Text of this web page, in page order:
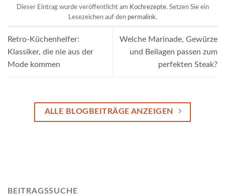
Dieser Eintrag wurde veröffentlicht am Kochrezepte. Setzen Sie ein
Lesezeichen auf den permalink.
Retro-Küchenhelfer:
Klassiker, die nie aus der
Mode kommen
Welche Marinade, Gewürze
und Beilagen passen zum
perfekten Steak?
ALLE BLOGBEITRÄGE ANZEIGEN
BEITRAGSSUCHE